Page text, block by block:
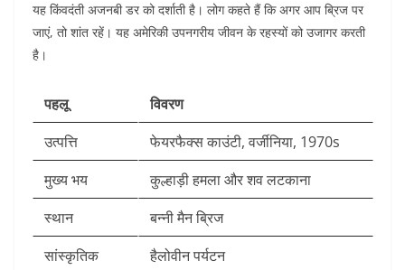
यह किंवदंती अजनबी डर को दर्शाती है। लोग कहते हैं कि अगर आप ब्रिज पर
जाएं, तो शांत रहें। यह अमेरिकी उपनगरीय जीवन के रहस्यों को उजागर करती
है।​
पहलू
विवरण
उत्पत्ति
फेयरफैक्स काउंटी, वर्जीनिया, 1970s ​
मुख्य भय
कुल्हाड़ी हमला और शव लटकाना
स्थान
बन्नी मैन ब्रिज
सांस्कृतिक
हैलोवीन पर्यटन ​